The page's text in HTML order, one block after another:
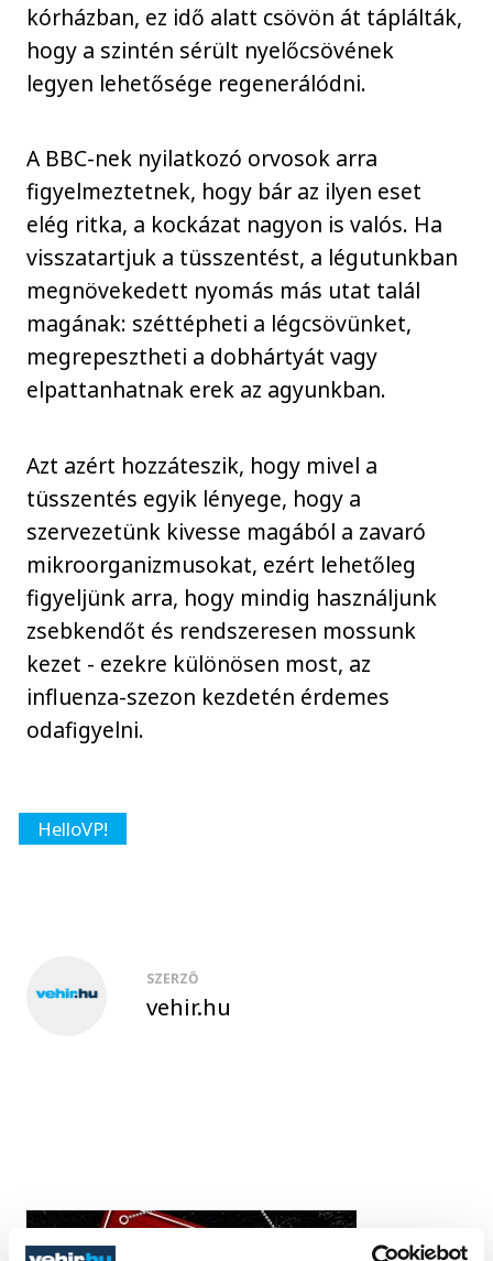
kórházban, ez idő alatt csövön át táplálták,
hogy a szintén sérült nyelőcsövének
legyen lehetősége regenerálódni.
A BBC-nek nyilatkozó orvosok arra
figyelmeztetnek, hogy bár az ilyen eset
elég ritka, a kockázat nagyon is valós. Ha
visszatartjuk a tüsszentést, a légutunkban
megnövekedett nyomás más utat talál
magának: széttépheti a légcsövünket,
megrepesztheti a dobhártyát vagy
elpattanhatnak erek az agyunkban.
Azt azért hozzáteszik, hogy mivel a
tüsszentés egyik lényege, hogy a
szervezetünk kivesse magából a zavaró
mikroorganizmusokat, ezért lehetőleg
figyeljünk arra, hogy mindig használjunk
zsebkendőt és rendszeresen mossunk
kezet - ezekre különösen most, az
influenza-szezon kezdetén érdemes
odafigyelni.
HelloVP!
SZERZŐ
vehir.hu